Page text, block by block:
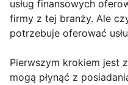
usług finansowych
firmy z tej branży. Ale
potrzebuje oferować
Pierwszym krokiem jest
mogą płynąć z